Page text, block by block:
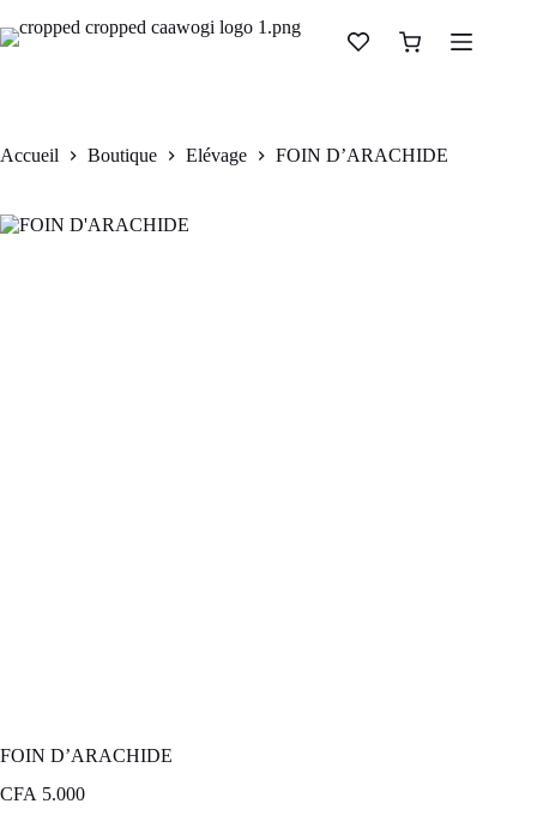
FOIN D’ARACHIDE
Ajouter au panier
Accueil Boutique Elévage FOIN D’ARACHIDE
FOIN D’ARACHIDE
CFA 5.000